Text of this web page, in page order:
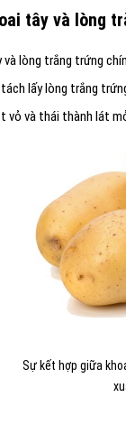
tây và lòng
lòng trắng trứng
lấy lòng trắng
vỏ và thái thành lát
Sự kết hợp giữa